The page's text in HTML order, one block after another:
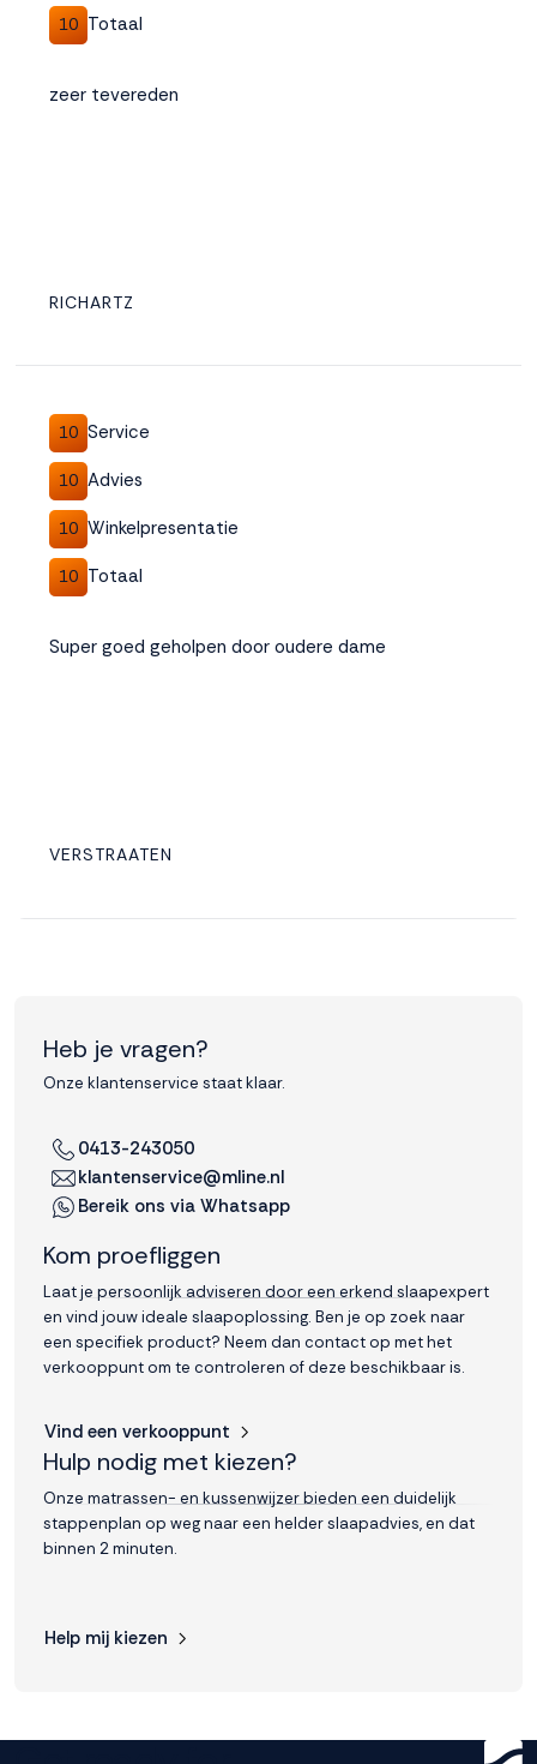
10 Totaal
zeer tevereden
RICHARTZ
10 Service
10 Advies
10 Winkelpresentatie
10 Totaal
Super goed geholpen door oudere dame
VERSTRAATEN
Heb je vragen?
Onze klantenservice staat klaar.
0413-243050
klantenservice@mline.nl
Bereik ons via Whatsapp
Kom proefliggen
Laat je persoonlijk adviseren door een erkend slaapexpert
en vind jouw ideale slaapoplossing. Ben je op zoek naar
een specifiek product? Neem dan contact op met het
verkooppunt om te controleren of deze beschikbaar is.
Vind een verkooppunt
Hulp nodig met kiezen?
Onze matrassen- en kussenwijzer bieden een duidelijk
stappenplan op weg naar een helder slaapadvies, en dat
binnen 2 minuten.
Help mij kiezen